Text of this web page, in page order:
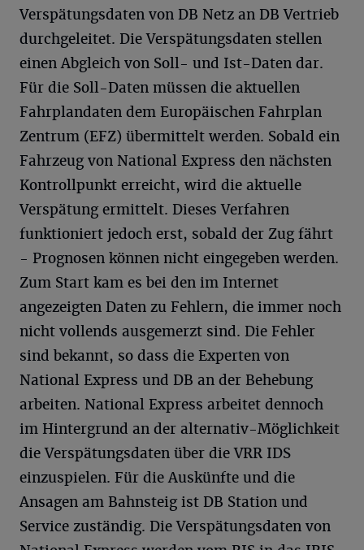
Verspätungsdaten von DB Netz an DB Vertrieb
durchgeleitet. Die Verspätungsdaten stellen
einen Abgleich von Soll- und Ist-Daten dar.
Für die Soll-Daten müssen die aktuellen
Fahrplandaten dem Europäischen Fahrplan
Zentrum (EFZ) übermittelt werden. Sobald ein
Fahrzeug von National Express den nächsten
Kontrollpunkt erreicht, wird die aktuelle
Verspätung ermittelt. Dieses Verfahren
funktioniert jedoch erst, sobald der Zug fährt
- Prognosen können nicht eingegeben werden.
Zum Start kam es bei den im Internet
angezeigten Daten zu Fehlern, die immer noch
nicht vollends ausgemerzt sind. Die Fehler
sind bekannt, so dass die Experten von
National Express und DB an der Behebung
arbeiten. National Express arbeitet dennoch
im Hintergrund an der alternativ-Möglichkeit
die Verspätungsdaten über die VRR IDS
einzuspielen. Für die Auskünfte und die
Ansagen am Bahnsteig ist DB Station und
Service zuständig. Die Verspätungsdaten von